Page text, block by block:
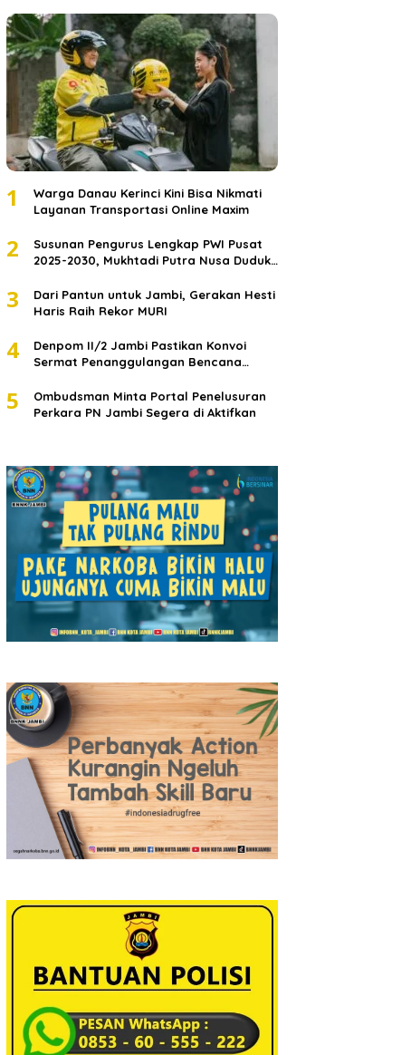
1
Warga Danau Kerinci Kini Bisa Nikmati
Layanan Transportasi Online Maxim
2
Susunan Pengurus Lengkap PWI Pusat
2025-2030, Mukhtadi Putra Nusa Duduki
3
Dari Pantun untuk Jambi, Gerakan Hesti
Haris Raih Rekor MURI
4
Denpom II/2 Jambi Pastikan Konvoi
Sermat Penanggulangan Bencana
5
Ombudsman Minta Portal Penelusuran
Perkara PN Jambi Segera di Aktifkan